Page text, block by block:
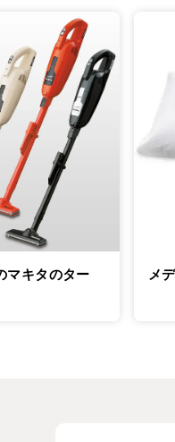
マキタのター
メ